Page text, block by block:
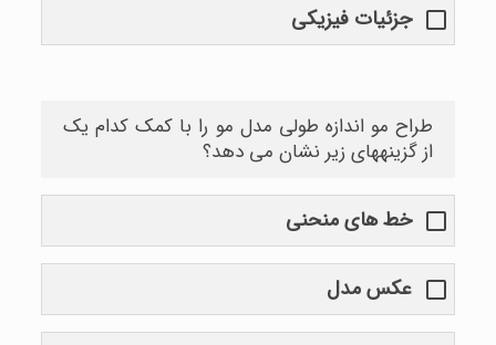
جزئیات فیزیکی
طراح مو اندازه طولی مدل مو را با کمک کدام یک
از گزینههای زیر نشان می دهد؟
خط های منحنی
عکس مدل